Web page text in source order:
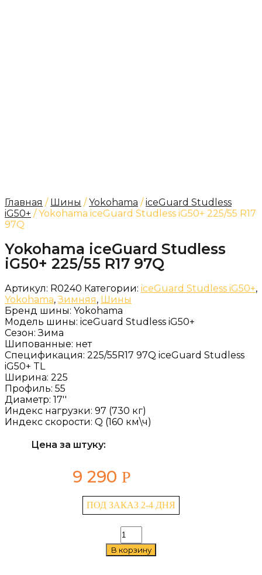
Главная / Шины /Yokohama /iceGuard Studless
iG50+ / Yokohama iceGuard Studless iG50+ 225/55 R17
97Q
Yokohama iceGuard Studless
iG50+ 225/55 R17 97Q
Артикул: R0240 Категории: iceGuard Studless iG50+,
Yokohama,Зимняя, Шины
Бренд шины: Yokohama
Модель шины: iceGuard Studless iG50+
Сезон:Зима
Шипованные: нет
Спецификация: 225/55R17 97Q iceGuard Studless
iG50+ TL
Ширина: 225
Профиль: 55
Диаметр: 17''
Индекс нагрузки: 97 (730 кг)
Индекс скорости: Q (160 км\ч)
Цена за штуку:
9 290 Р
ПОД ЗАКАЗ 2-4 ДНЯ
Количество
товара
Yokohama
В корзину